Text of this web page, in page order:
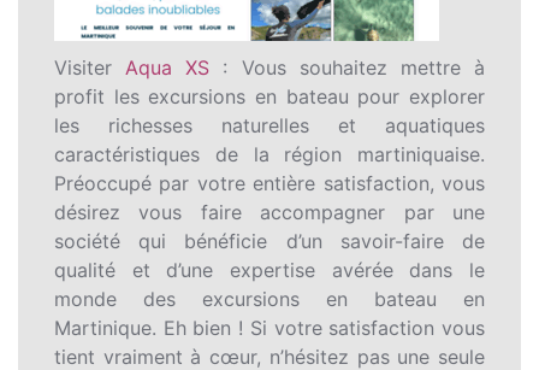
VisiterAqua XS : Vous souhaitez mettre à
profit les excursions en bateau pour explorer
les richesses naturelles et aquatiques
caractéristiques de la région martiniquaise.
Préoccupé par votre entière satisfaction, vous
désirez vous faire accompagner par une
société qui bénéficie d’un savoir-faire de
qualité et d’une expertise avérée dans le
monde des excursions en bateau en
Martinique. Eh bien ! Si votre satisfaction vous
tient vraiment à cœur, n’hésitez pas une seule